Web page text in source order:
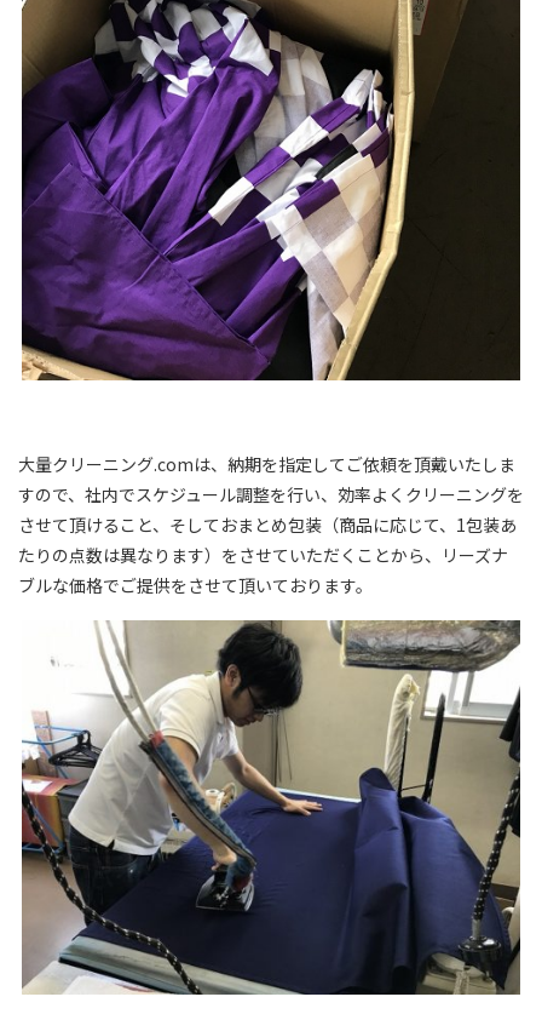
大量クリーニング.comは、納期を指定してご依頼を頂戴いたしま
すので、社内でスケジュール調整を行い、効率よくクリーニングを
させて頂けること、そしておまとめ包装（商品に応じて、1包装あ
たりの点数は異なります）をさせていただくことから、リーズナ
ブルな価格でご提供をさせて頂いております。